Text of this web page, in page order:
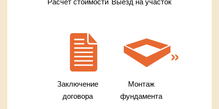
Заключение
договора
Монтаж
фундамента